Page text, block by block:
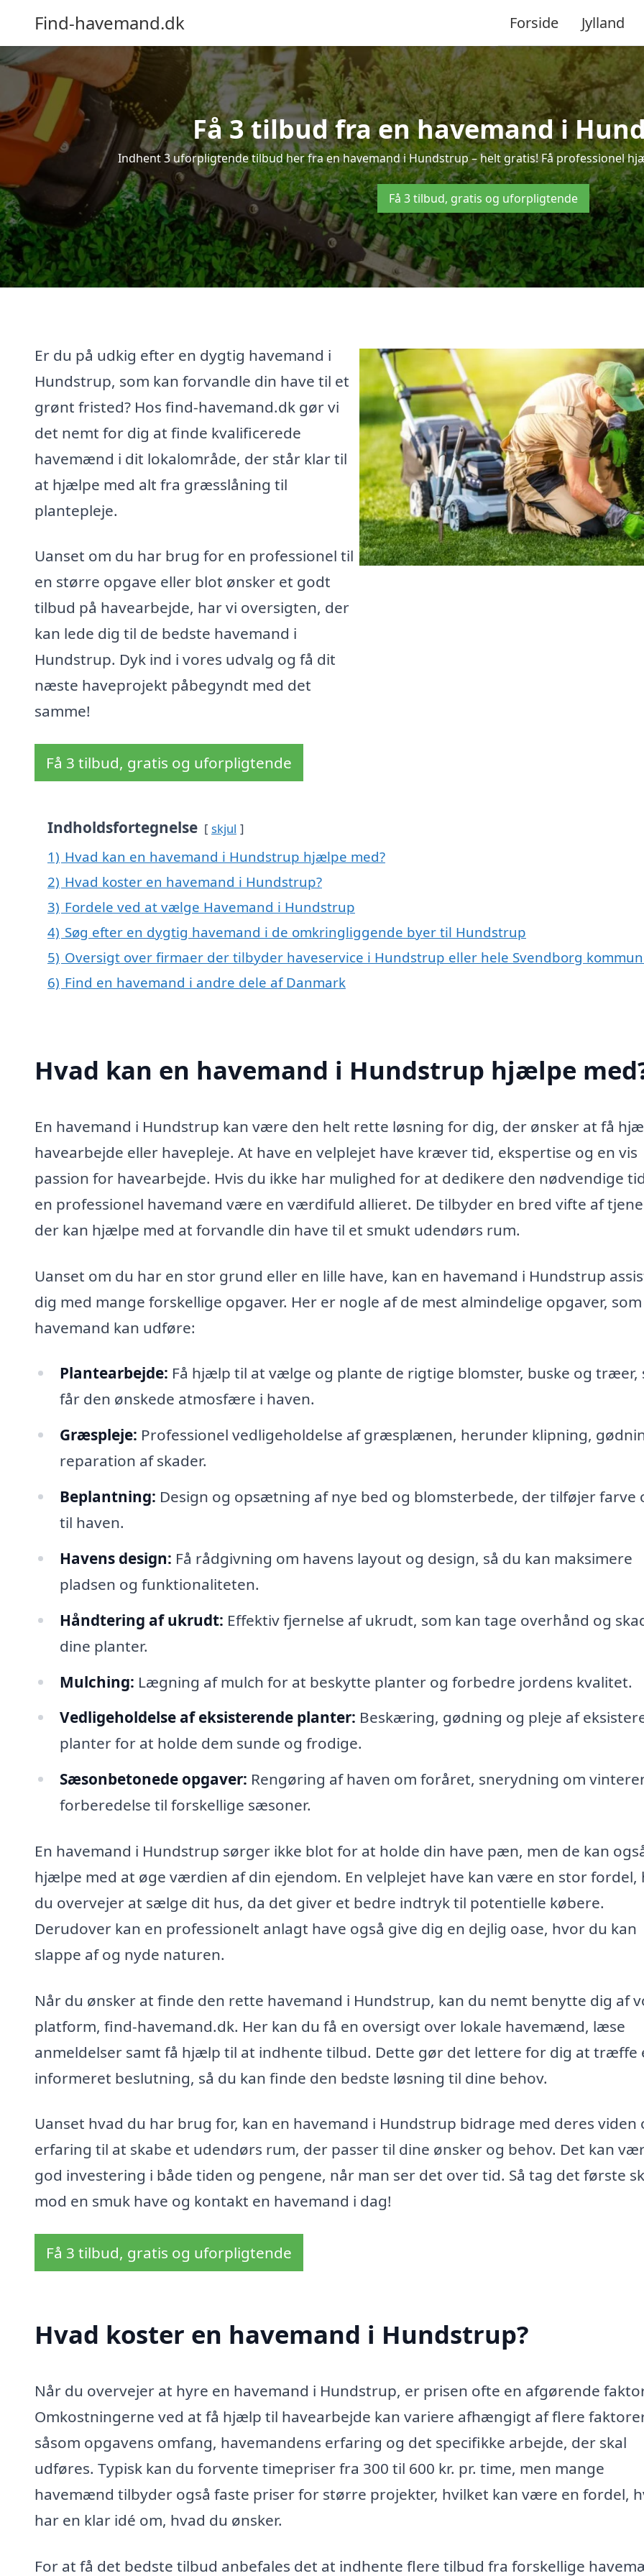
Find-havemand.dk Forside Jylland
Få 3 tilbud fra en havemand i
Indhent 3 uforpligtende tilbud her fra en havemand i Hundstrup – helt gratis! Få professionel
Få 3 tilbud, gratis og uforpligtende
Er du på udkig efter en dygtig havemand i
Hundstrup, som kan forvandle din have til et
grønt fristed? Hos find-havemand.dk gør vi
det nemt for dig at finde kvalificerede
havemænd i dit lokalområde, der står klar til
at hjælpe med alt fra græsslåning til
plantepleje.
Uanset om du har brug for en professionel til
en større opgave eller blot ønsker et godt
tilbud på havearbejde, har vi oversigten, der
kan lede dig til de bedste havemand i
Hundstrup. Dyk ind i vores udvalg og få dit
næste haveprojekt påbegyndt med det
samme!
Få 3 tilbud, gratis og uforpligtende
Indholdsfortegnelse skjul
1) Hvad kan en havemand i Hundstrup hjælpe med?
2) Hvad koster en havemand i Hundstrup?
3) Fordele ved at vælge Havemand i Hundstrup
4) Søg efter en dygtig havemand i de omkringliggende byer til Hundstrup
5) Oversigt over firmaer der tilbyder haveservice i Hundstrup eller hele Svendborg
6) Find en havemand i andre dele af Danmark
Hvad kan en havemand i Hundstrup hjælpe
En havemand i Hundstrup kan være den helt rette løsning for dig, der ønsker at få
havearbejde eller havepleje. At have en velplejet have kræver tid, ekspertise og en vis
passion for havearbejde. Hvis du ikke har mulighed for at dedikere den nødvendige
en professionel havemand være en værdifuld allieret. De tilbyder en bred vifte af
der kan hjælpe med at forvandle din have til et smukt udendørs rum.
Uanset om du har en stor grund eller en lille have, kan en havemand i Hundstrup
dig med mange forskellige opgaver. Her er nogle af de mest almindelige opgaver,
havemand kan udføre:
Plantearbejde: Få hjælp til at vælge og plante de rigtige blomster, buske og træer,
får den ønskede atmosfære i haven.
Græspleje: Professionel vedligeholdelse af græsplænen, herunder klipning,
reparation af skader.
Beplantning: Design og opsætning af nye bed og blomsterbede, der tilføjer farve
til haven.
Havens design: Få rådgivning om havens layout og design, så du kan maksimere
pladsen og funktionaliteten.
Håndtering af ukrudt: Effektiv fjernelse af ukrudt, som kan tage overhånd og
dine planter.
Mulching: Lægning af mulch for at beskytte planter og forbedre jordens kvalitet.
Vedligeholdelse af eksisterende planter: Beskæring, gødning og pleje af
planter for at holde dem sunde og frodige.
Sæsonbetonede opgaver: Rengøring af haven om foråret, snerydning om
forberedelse til forskellige sæsoner.
En havemand i Hundstrup sørger ikke blot for at holde din have pæn, men de kan
hjælpe med at øge værdien af din ejendom. En velplejet have kan være en stor fordel,
du overvejer at sælge dit hus, da det giver et bedre indtryk til potentielle købere.
Derudover kan en professionelt anlagt have også give dig en dejlig oase, hvor du kan
slappe af og nyde naturen.
Når du ønsker at finde den rette havemand i Hundstrup, kan du nemt benytte dig af
platform, find-havemand.dk. Her kan du få en oversigt over lokale havemænd, læse
anmeldelser samt få hjælp til at indhente tilbud. Dette gør det lettere for dig at træffe
informeret beslutning, så du kan finde den bedste løsning til dine behov.
Uanset hvad du har brug for, kan en havemand i Hundstrup bidrage med deres viden
erfaring til at skabe et udendørs rum, der passer til dine ønsker og behov. Det kan
god investering i både tiden og pengene, når man ser det over tid. Så tag det første
mod en smuk have og kontakt en havemand i dag!
Få 3 tilbud, gratis og uforpligtende
Hvad koster en havemand i Hundstrup?
Når du overvejer at hyre en havemand i Hundstrup, er prisen ofte en afgørende
Omkostningerne ved at få hjælp til havearbejde kan variere afhængigt af flere
såsom opgavens omfang, havemandens erfaring og det specifikke arbejde, der skal
udføres. Typisk kan du forvente timepriser fra 300 til 600 kr. pr. time, men mange
havemænd tilbyder også faste priser for større projekter, hvilket kan være en fordel,
har en klar idé om, hvad du ønsker.
For at få det bedste tilbud anbefales det at indhente flere tilbud fra forskellige